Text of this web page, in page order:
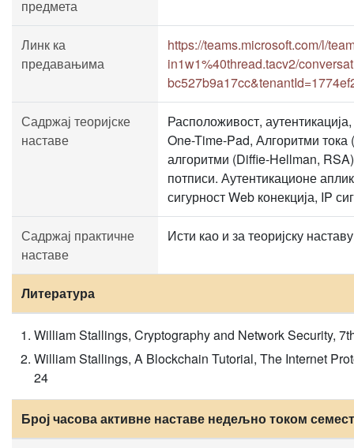
предмета
Линк ка
предавањима
https://teams.microsoft.com/l/
in1w1%40thread.tacv2/
Садржај теоријске
наставе
Расположивост,
One-Time-Pad, Алгоритми
алгоритми (Diffie-Hellman,
потписи. Аутентикационе
сигурност Web конекција, IP
Садржај практичне
наставе
Исти као и за теоријску
Литература
William Stallings, Cryptography and Network Security,
William Stallings, A Blockchain Tutorial, The Internet
24
Број часова активне наставе недељно током